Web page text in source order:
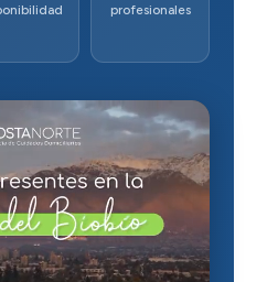
por WhatsAppprofesionales